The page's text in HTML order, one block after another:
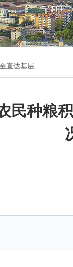
直达基层
民种粮